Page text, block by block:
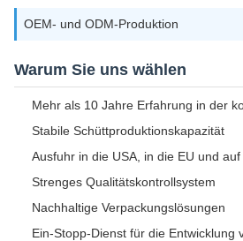
OEM- und ODM-Produktion
Warum Sie uns wählen
Mehr als 10 Jahre Erfahrung in der
Stabile Schüttproduktionskapazität
Ausfuhr in die USA, in die EU und
Strenges Qualitätskontrollsystem
Nachhaltige Verpackungslösungen
Ein-Stopp-Dienst für die Entwicklung